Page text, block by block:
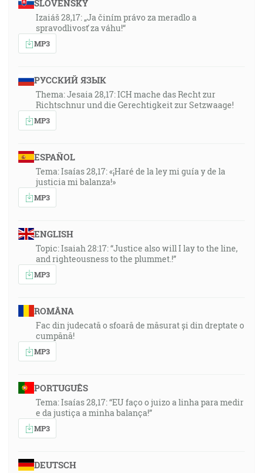
SLOVENSKY
Izaiáš 28,17: „Ja činím právo za meradlo a
spravodlivosť za váhu!“
MP3
РУССКИЙ ЯЗЫК
Thema: Jesaia 28,17: ICH mache das Recht zur
Richtschnur und die Gerechtigkeit zur Setzwaage!
MP3
ESPAÑOL
Tema: Isaías 28,17: «¡Haré de la ley mi guía y de la
justicia mi balanza!»
MP3
ENGLISH
Topic: Isaiah 28:17: “Justice also will I lay to the line,
and righteousness to the plummet.!”
MP3
ROMÂNA
Fac din judecată o sfoară de măsurat și din dreptate o
cumpănă!
MP3
PORTUGUÊS
Tema: Isaías 28,17: “EU faço o juizo a linha para medir
e da justiça a minha balança!”
MP3
DEUTSCH